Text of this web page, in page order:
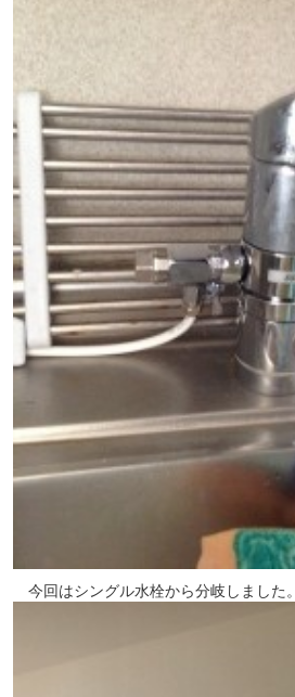
今回はシングル水栓から分岐しました。